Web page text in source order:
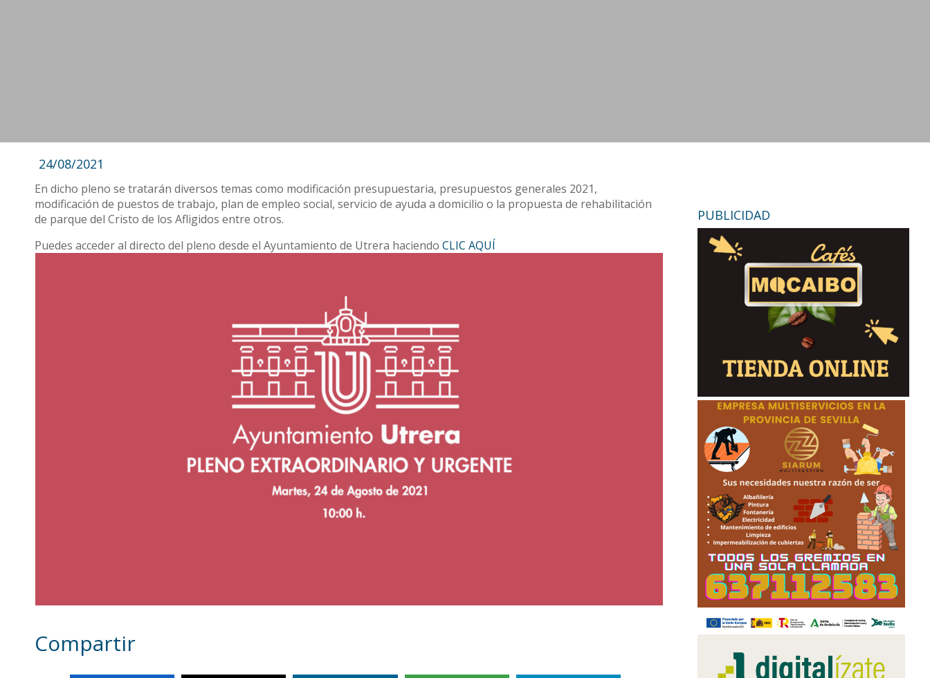
24/08/2021
En dicho pleno se tratarán diversos temas como modificación presupuestaria, presupuestos generales 2021,
modificación de puestos de trabajo, plan de empleo social, servicio de ayuda a domicilio o la propuesta de rehabilitación
de parque del Cristo de los Afligidos entre otros.
Puedes acceder al directo del pleno desde el Ayuntamiento de Utrera haciendoCLIC AQUÍ
Compartir
PUBLICIDAD